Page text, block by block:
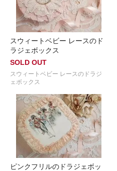
スウィートベビー レースのド
ラジェボックス
SOLD OUT
スウィートベビー レースのドラジ
ェボックス
ピンクフリルのドラジェボッ